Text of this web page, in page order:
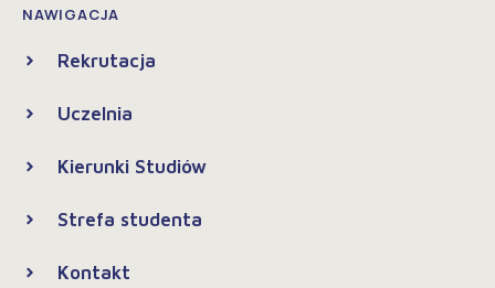
NAWIGACJA
Rekrutacja
Uczelnia
Kierunki Studiów
Strefa studenta
Kontakt